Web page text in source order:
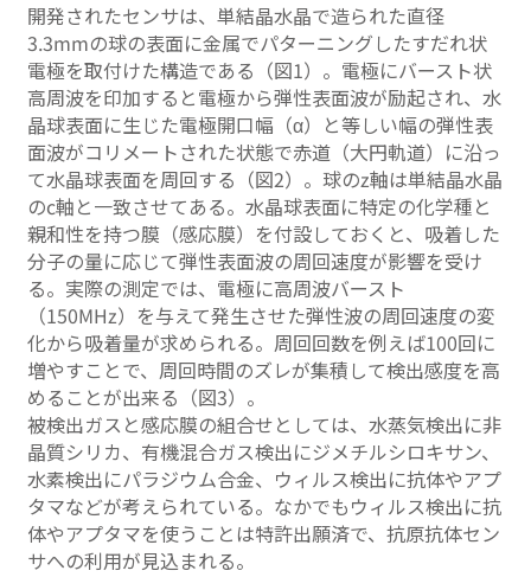
開発されたセンサは、単結晶水晶で造られた直径
3.3mmの球の表面に金属でパターニングしたすだれ状
電極を取付けた構造である（図1）。電極にバースト状
高周波を印加すると電極から弾性表面波が励起され、水
晶球表面に生じた電極開口幅（α）と等しい幅の弾性表
面波がコリメートされた状態で赤道（大円軌道）に沿っ
て水晶球表面を周回する（図2）。球のz軸は単結晶水晶
のc軸と一致させてある。水晶球表面に特定の化学種と
親和性を持つ膜（感応膜）を付設しておくと、吸着した
分子の量に応じて弾性表面波の周回速度が影響を受け
る。実際の測定では、電極に高周波バースト
（150MHz）を与えて発生させた弾性波の周回速度の変
化から吸着量が求められる。周回回数を例えば100回に
増やすことで、周回時間のズレが集積して検出感度を高
めることが出来る（図3）。
被検出ガスと感応膜の組合せとしては、水蒸気検出に非
晶質シリカ、有機混合ガス検出にジメチルシロキサン、
水素検出にパラジウム合金、ウィルス検出に抗体やアプ
タマなどが考えられている。なかでもウィルス検出に抗
体やアプタマを使うことは特許出願済で、抗原抗体セン
サへの利用が見込まれる。